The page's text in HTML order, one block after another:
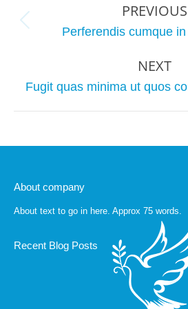
navigation
PREVIOUS
Perferendis cumque
NEXT
Next
Fugit quas minima ut quos
About company
About text to go in here. Approx 75 words.
Recent Blog Posts